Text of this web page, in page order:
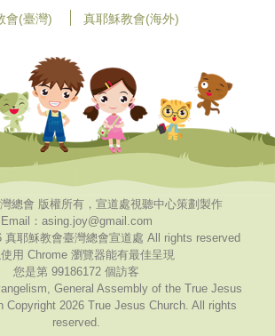
會(臺灣)
真耶穌教會(海外)
總會 版權所有，宣道處視聽中心策劃製作
Email：asing.joy@gmail.com
真耶穌教會臺灣總會宣道處 All rights reserved
用 Chrome 瀏覽器能有最佳呈現
您是第 99186172 個訪客
General Assembly of the True Jesus
Copyright 2026 True Jesus Church. All rights
reserved.